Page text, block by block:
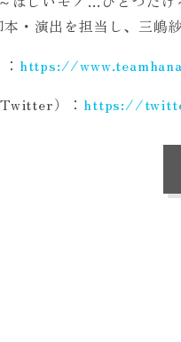
・演出を担当し、三嶋
https://
）： https://